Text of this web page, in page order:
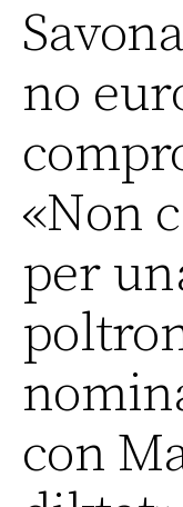
no
«Non
per
con